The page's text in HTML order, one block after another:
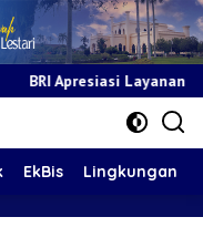
Kepada Pensiunan
EkBis Lingkungan